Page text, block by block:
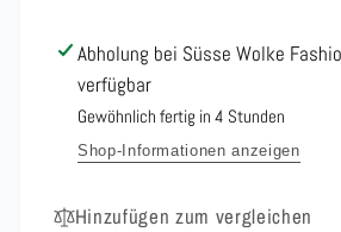
Abholung bei Süsse Wolke
verfügbar
Gewöhnlich fertig in 4 Stunden
Shop-Informationen anzeigen
Hinzufügen zum vergleichen